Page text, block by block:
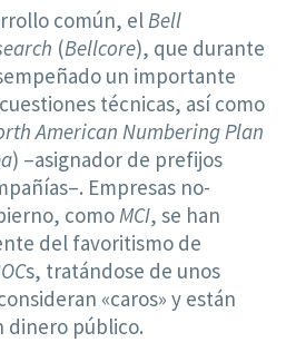
común, el Bell
(Bellcore), que durante
un importante
técnicas, así como
American Numbering Plan
) –asignador de prefijos
Empresas no-
como MCI, se han
del favoritismo de
s, tratándose de unos
«caros» y están
dinero público.